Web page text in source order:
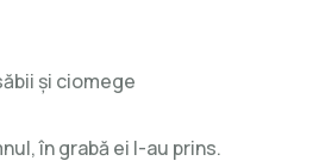
și ciomege
în grabă ei l-au prins.